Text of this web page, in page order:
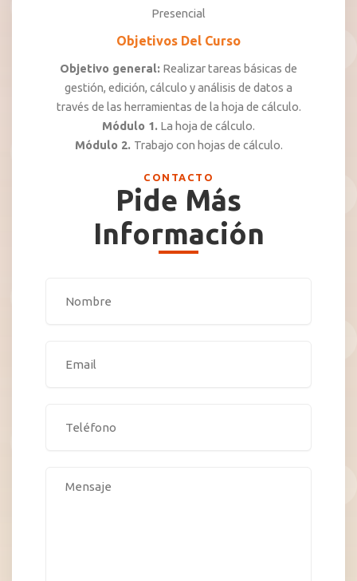
Presencial
Objetivos Del Curso
Objetivo general: Realizar tareas básicas de
gestión, edición, cálculo y análisis de datos a
través de las herramientas de la hoja de cálculo.
Módulo 1. La hoja de cálculo.
Módulo 2. Trabajo con hojas de cálculo.
CONTACTO
Pide Más
Información